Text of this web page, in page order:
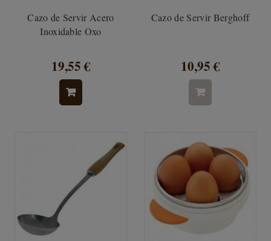
Cazo de Servir Acero
Inoxidable Oxo
19,55 €
Cazo de Servir Berghoff
10,95 €